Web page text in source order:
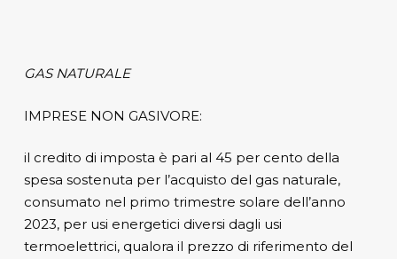
GAS NATURALE
IMPRESE NON GASIVORE:
il credito di imposta è pari al 45 per cento della
spesa sostenuta per l’acquisto del gas naturale,
consumato nel primo trimestre solare dell’anno
2023, per usi energetici diversi dagli usi
termoelettrici, qualora il prezzo di riferimento del